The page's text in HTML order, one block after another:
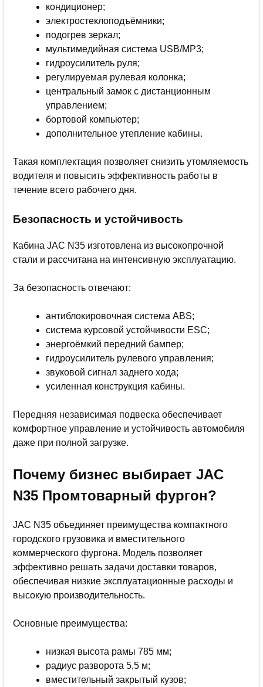
кондиционер;
электростеклоподъёмники;
подогрев зеркал;
мультимедийная система USB/MP3;
гидроусилитель руля;
регулируемая рулевая колонка;
центральный замок с дистанционным
управлением;
бортовой компьютер;
дополнительное утепление кабины.
Такая комплектация позволяет снизить утомляемость
водителя и повысить эффективность работы в
течение всего рабочего дня.
Безопасность и устойчивость
Кабина JAC N35 изготовлена из высокопрочной
стали и рассчитана на интенсивную эксплуатацию.
За безопасность отвечают:
антиблокировочная система ABS;
система курсовой устойчивости ESC;
энергоёмкий передний бампер;
гидроусилитель рулевого управления;
звуковой сигнал заднего хода;
усиленная конструкция кабины.
Передняя независимая подвеска обеспечивает
комфортное управление и устойчивость автомобиля
даже при полной загрузке.
Почему бизнес выбирает JAC
N35 Промтоварный фургон?
JAC N35 объединяет преимущества компактного
городского грузовика и вместительного
коммерческого фургона. Модель позволяет
эффективно решать задачи доставки товаров,
обеспечивая низкие эксплуатационные расходы и
высокую производительность.
Основные преимущества:
низкая высота рамы 785 мм;
радиус разворота 5,5 м;
вместительный закрытый кузов;